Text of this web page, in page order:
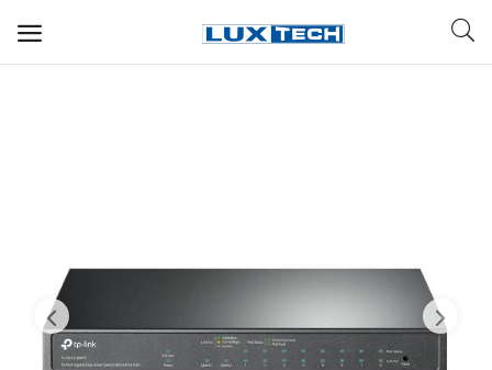
Прочее
Избранное